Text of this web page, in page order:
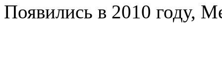
Появились в 2010 году,